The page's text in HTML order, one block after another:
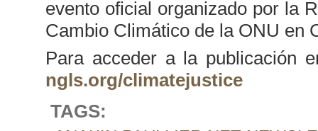
evento oficial organizado por la
Cambio Climático de la ONU en
Para acceder a la publicación
ngls.org/climatejustice
TAGS: